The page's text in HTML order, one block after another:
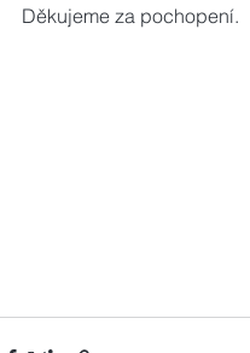
Děkujeme za pochopení.